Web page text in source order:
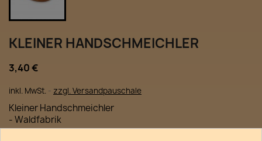
KLEINER HANDSCHMEICHLER
3,40 €
inkl. MwSt. zzgl. Versandpauschale
Kleiner Handschmeichler
- Waldfabrik